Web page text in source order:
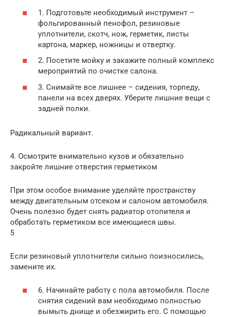
1. Подготовьте необходимый инструмент –
фольгированный пенофол, резиновые
уплотнители, скотч, нож, герметик, листы
картона, маркер, ножницы и отвертку.
2. Посетите мойку и закажите полный комплекс
мероприятий по очистке салона.
3. Снимайте все лишнее – сидения, торпеду,
панели на всех дверях. Уберите лишние вещи с
задней полки.
Радикальный вариант.
4. Осмотрите внимательно кузов и обязательно
закройте лишние отверстия герметиком
При этом особое внимание уделяйте пространству
между двигательным отсеком и салоном автомобиля.
Очень полезно будет снять радиатор отопителя и
обработать герметиком все имеющиеся швы.
5
Если резиновый уплотнители сильно поизносились,
замените их.
6. Начинайте работу с пола автомобиля. После
снятия сидений вам необходимо полностью
вымыть днище и обезжирить его. С помощью